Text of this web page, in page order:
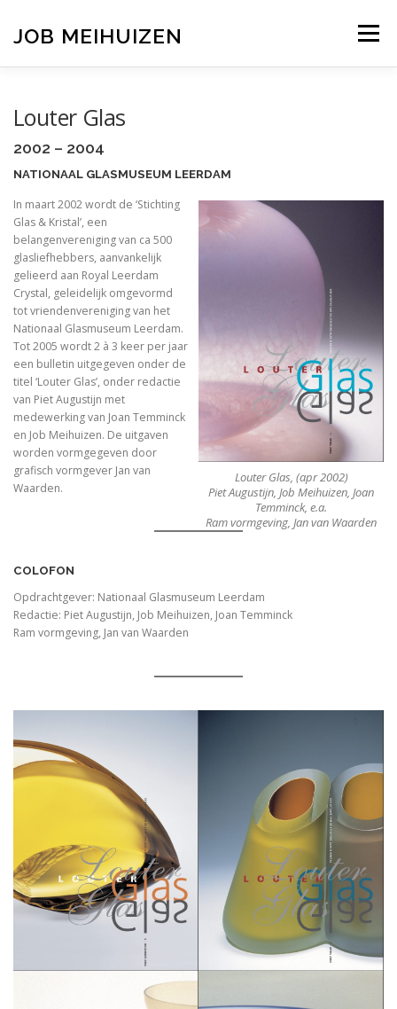
JOB MEIHUIZEN Menu
Louter Glas
2002 – 2004
NATIONAAL GLASMUSEUM LEERDAM
Louter Glas, (apr 2002)
Piet Augustijn, Job Meihuizen, Joan
Temminck, e.a.
Ram vormgeving, Jan van Waarden
In maart 2002 wordt de ‘Stichting
Glas & Kristal’, een
belangenvereniging van ca 500
glasliefhebbers, aanvankelijk
gelieerd aan Royal Leerdam
Crystal, geleidelijk omgevormd
tot vriendenvereniging van het
Nationaal Glasmuseum Leerdam.
Tot 2005 wordt 2 à 3 keer per jaar
een bulletin uitgegeven onder de
titel ‘Louter Glas’, onder redactie
van Piet Augustijn met
medewerking van Joan Temminck
en Job Meihuizen. De uitgaven
worden vormgegeven door
grafisch vormgever Jan van
Waarden.
COLOFON
Opdrachtgever: Nationaal Glasmuseum Leerdam
Redactie: Piet Augustijn, Job Meihuizen, Joan Temminck
Ram vormgeving, Jan van Waarden